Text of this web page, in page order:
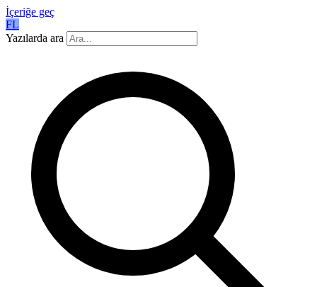
İçeriğe geç
FL
Yazılarda ara